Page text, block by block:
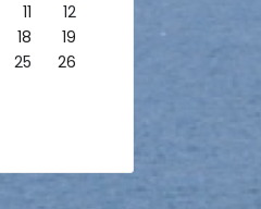
11
12
18
19
25
26